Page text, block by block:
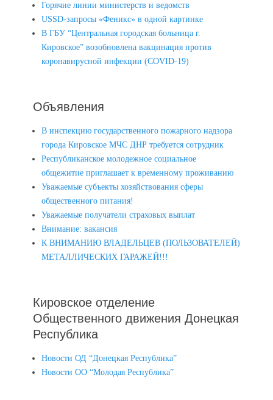
Горячие линии министерств и ведомств
USSD-запросы «Феникс» в одной картинке
В ГБУ “Центральная городская больница г.
Кировское” возобновлена вакцинация против
коронавирусной инфекции (COVID-19)
Объявления
В инспекцию государственного пожарного надзора
города Кировское МЧС ДНР требуется сотрудник
Республиканское молодежное социальное
общежитие приглашает к временному проживанию
Уважаемые субъекты хозяйствования сферы
общественного питания!
Уважаемые получатели страховых выплат
Внимание: вакансия
К ВНИМАНИЮ ВЛАДЕЛЬЦЕВ (ПОЛЬЗОВАТЕЛЕЙ)
МЕТАЛЛИЧЕСКИХ ГАРАЖЕЙ!!!
Кировское отделение
Общественного движения Донецкая
Республика
Новости ОД “Донецкая Республика”
Новости ОО “Молодая Республика”